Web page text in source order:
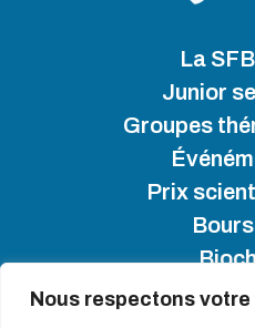
Nous respectons
La
Junior
Groupes
Prix